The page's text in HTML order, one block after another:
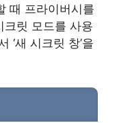
때 프라이버시를
크릿 모드를 사용
‘새 시크릿 창’을